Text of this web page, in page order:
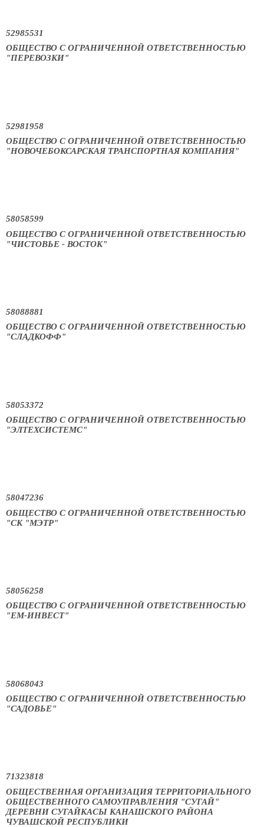
52985531
ОБЩЕСТВО С ОГРАНИЧЕННОЙ ОТВЕТСТВЕННОСТЬЮ
"ПЕРЕВОЗКИ"
52981958
ОБЩЕСТВО С ОГРАНИЧЕННОЙ ОТВЕТСТВЕННОСТЬЮ
"НОВОЧЕБОКСАРСКАЯ ТРАНСПОРТНАЯ КОМПАНИЯ"
58058599
ОБЩЕСТВО С ОГРАНИЧЕННОЙ ОТВЕТСТВЕННОСТЬЮ
"ЧИСТОВЬЕ - ВОСТОК"
58088881
ОБЩЕСТВО С ОГРАНИЧЕННОЙ ОТВЕТСТВЕННОСТЬЮ
"СЛАДКОФФ"
58053372
ОБЩЕСТВО С ОГРАНИЧЕННОЙ ОТВЕТСТВЕННОСТЬЮ
"ЭЛТЕХСИСТЕМС"
58047236
ОБЩЕСТВО С ОГРАНИЧЕННОЙ ОТВЕТСТВЕННОСТЬЮ
"СК "МЭТР"
58056258
ОБЩЕСТВО С ОГРАНИЧЕННОЙ ОТВЕТСТВЕННОСТЬЮ
"ЕМ-ИНВЕСТ"
58068043
ОБЩЕСТВО С ОГРАНИЧЕННОЙ ОТВЕТСТВЕННОСТЬЮ
"САДОВЬЕ"
71323818
ОБЩЕСТВЕННАЯ ОРГАНИЗАЦИЯ ТЕРРИТОРИАЛЬНОГО
ОБЩЕСТВЕННОГО САМОУПРАВЛЕНИЯ "СУГАЙ"
ДЕРЕВНИ СУГАЙКАСЫ КАНАШСКОГО РАЙОНА
ЧУВАШСКОЙ РЕСПУБЛИКИ